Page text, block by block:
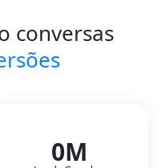
conversas
0M